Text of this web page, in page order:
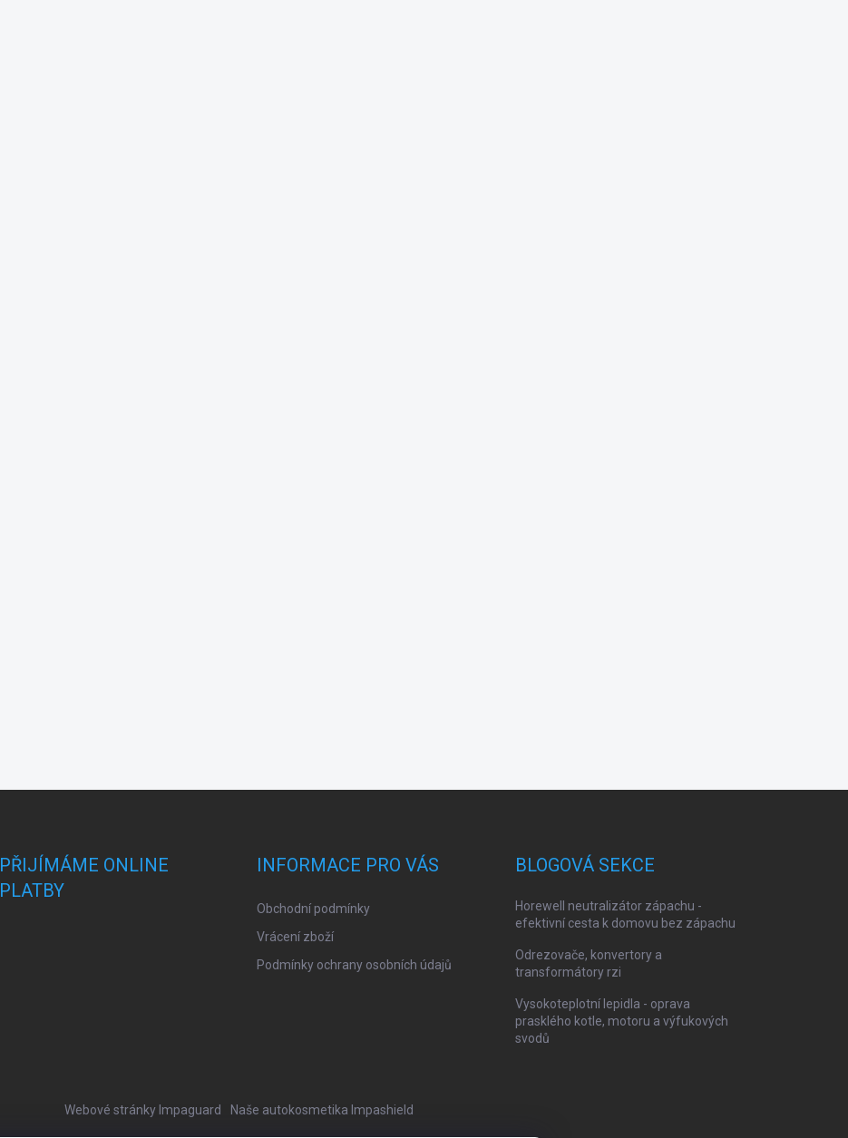
PŘIJÍMÁME ONLINE
PLATBY
INFORMACE PRO VÁS
Obchodní podmínky
Vrácení zboží
Podmínky ochrany osobních údajů
BLOGOVÁ SEKCE
Horewell neutralizátor zápachu -
efektivní cesta k domovu bez zápachu
Odrezovače, konvertory a
transformátory rzi
Vysokoteplotní lepidla - oprava
prasklého kotle, motoru a výfukových
svodů
Webové stránky Impaguard Naše autokosmetika Impashield